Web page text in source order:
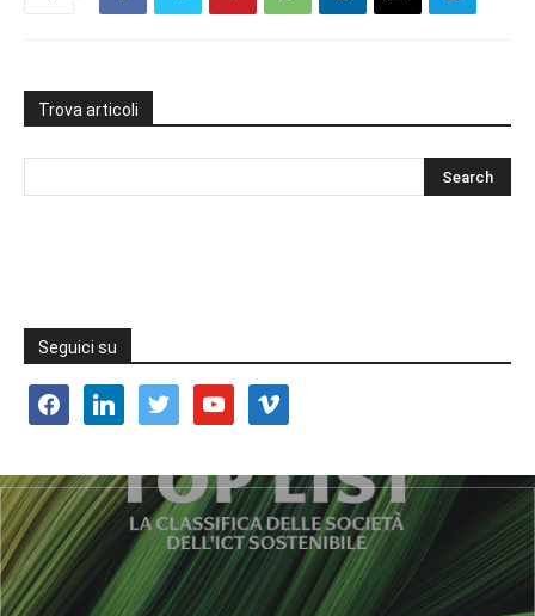
Trova articoli
Seguici su
facebooklinkedin twitter youtube vimeo